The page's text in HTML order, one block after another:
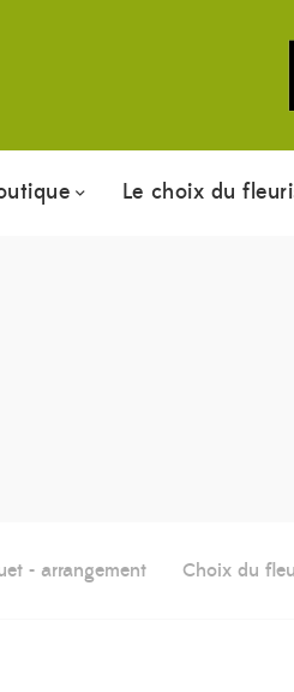
Le choix du
- arrangement Choix du